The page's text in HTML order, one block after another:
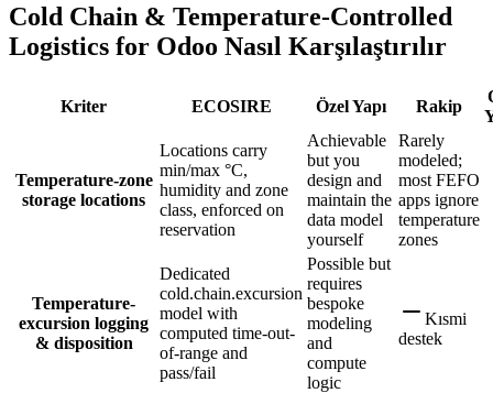
Cold Chain & Temperature-Controlled
Logistics for Odoo Nasıl Karşılaştırılır
Kriter ECOSIRE Özel Yapı Rakip
Temperature-zone
storage locations
Locations carry
min/max °C,
humidity and zone
class, enforced on
reservation
Achievable
but you
design and
maintain the
data model
yourself
Rarely
modeled;
most FEFO
apps ignore
temperature
zones
Temperature-
excursion logging
& disposition
Dedicated
cold.chain.excursion
model with
computed time-out-
of-range and
pass/fail
Possible but
requires
bespoke
modeling
and
compute
logic
Kısmi
destek